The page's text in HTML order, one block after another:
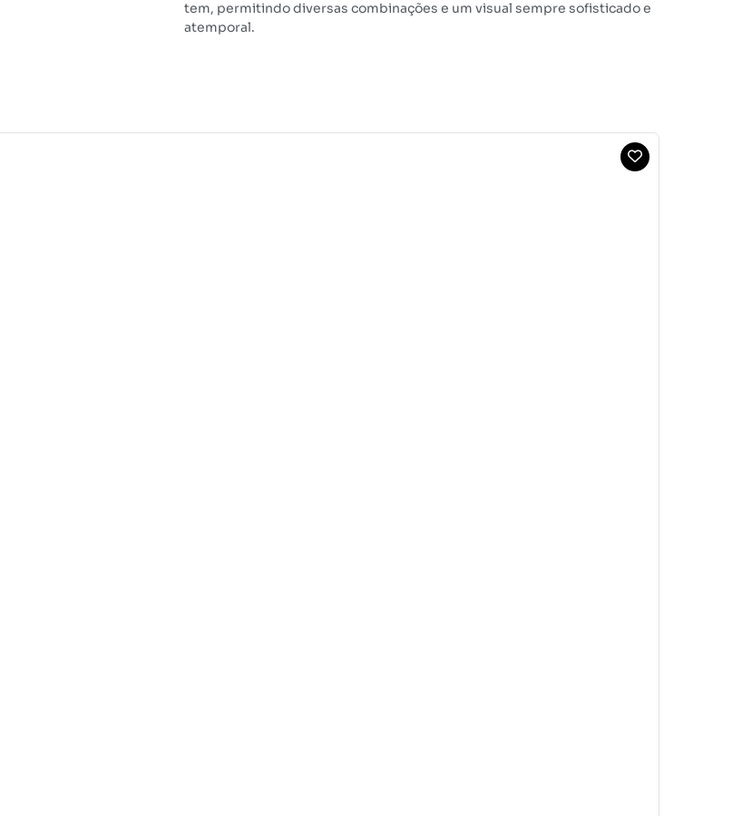
tem, permitindo diversas combinações e um visual sempre sofisticado e
atemporal.